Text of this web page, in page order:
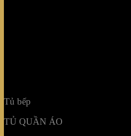
Tủ bếp
TỦ QUẦN ÁO